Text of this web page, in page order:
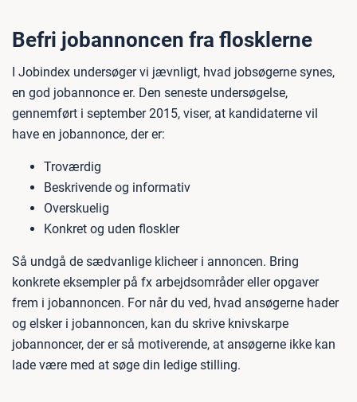
Befri jobannoncen fra flosklerne
I Jobindex undersøger vi jævnligt, hvad jobsøgerne synes,
en god jobannonce er. Den seneste undersøgelse,
gennemført i september 2015, viser, at kandidaterne vil
have en jobannonce, der er:
Troværdig
Beskrivende og informativ
Overskuelig
Konkret og uden floskler
Så undgå de sædvanlige klicheer i annoncen. Bring
konkrete eksempler på fx arbejdsområder eller opgaver
frem i jobannoncen. For når du ved, hvad ansøgerne hader
og elsker i jobannoncen, kan du skrive knivskarpe
jobannoncer, der er så motiverende, at ansøgerne ikke kan
lade være med at søge din ledige stilling.